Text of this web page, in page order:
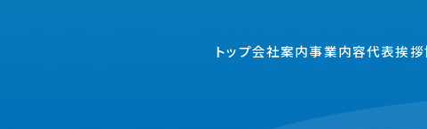
トップ会社案内事業内容代表挨拶